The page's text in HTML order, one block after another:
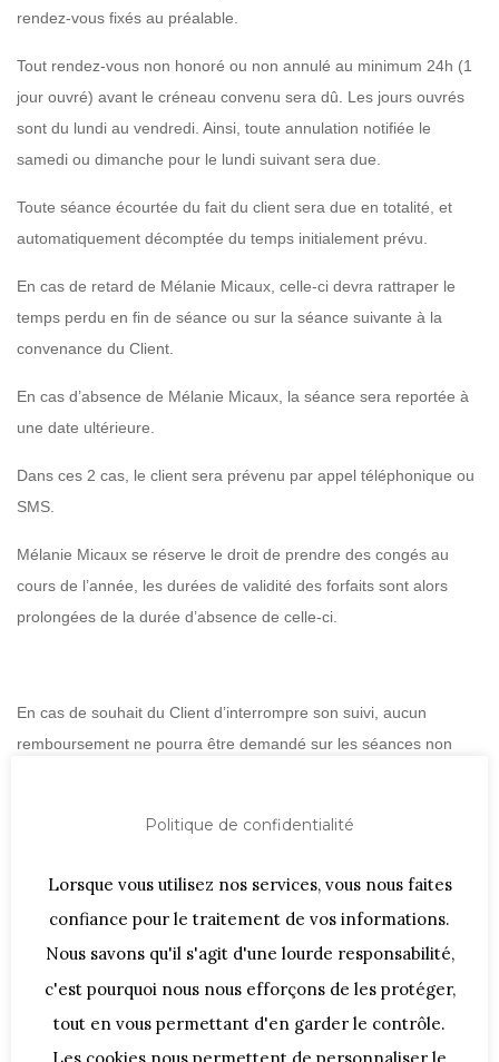
rendez-vous fixés au préalable.
Tout rendez-vous non honoré ou non annulé au minimum 24h (1
jour ouvré) avant le créneau convenu sera dû. Les jours ouvrés
sont du lundi au vendredi. Ainsi, toute annulation notifiée le
samedi ou dimanche pour le lundi suivant sera due.
Toute séance écourtée du fait du client sera due en totalité, et
automatiquement décomptée du temps initialement prévu.
En cas de retard de Mélanie Micaux, celle-ci devra rattraper le
temps perdu en fin de séance ou sur la séance suivante à la
convenance du Client.
En cas d’absence de Mélanie Micaux, la séance sera reportée à
une date ultérieure.
Dans ces 2 cas, le client sera prévenu par appel téléphonique ou
SMS.
Mélanie Micaux se réserve le droit de prendre des congés au
cours de l’année, les durées de validité des forfaits sont alors
prolongées de la durée d’absence de celle-ci.
En cas de souhait du Client d’interrompre son suivi, aucun
remboursement ne pourra être demandé sur les séances non
Aucune prolongation de forfait ne sera accordée (sauf accord
médecin traitant portant la mention « inapte à la pratique de
Pilates ou de stretching » et mentionnant la durée de
suspension), sauf en cas de force majeure.
FORCE MAJEURE
Politique de confidentialité
Lorsque vous utilisez nos services, vous nous faites
confiance pour le traitement de vos informations.
Nous savons qu'il s'agit d'une lourde responsabilité,
c'est pourquoi nous nous efforçons de les protéger,
tout en vous permettant d'en garder le contrôle.